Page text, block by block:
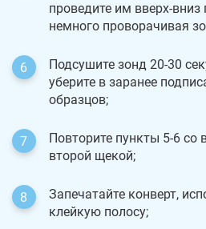
проведите им вверх-вниз
немного проворачивая
Подсушите зонд 20-30
уберите в заранее
образцов;
Повторите пункты 5-6
второй щекой;
Запечатайте конверт,
клейкую полосу;